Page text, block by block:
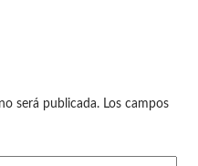
será publicada. Los campos